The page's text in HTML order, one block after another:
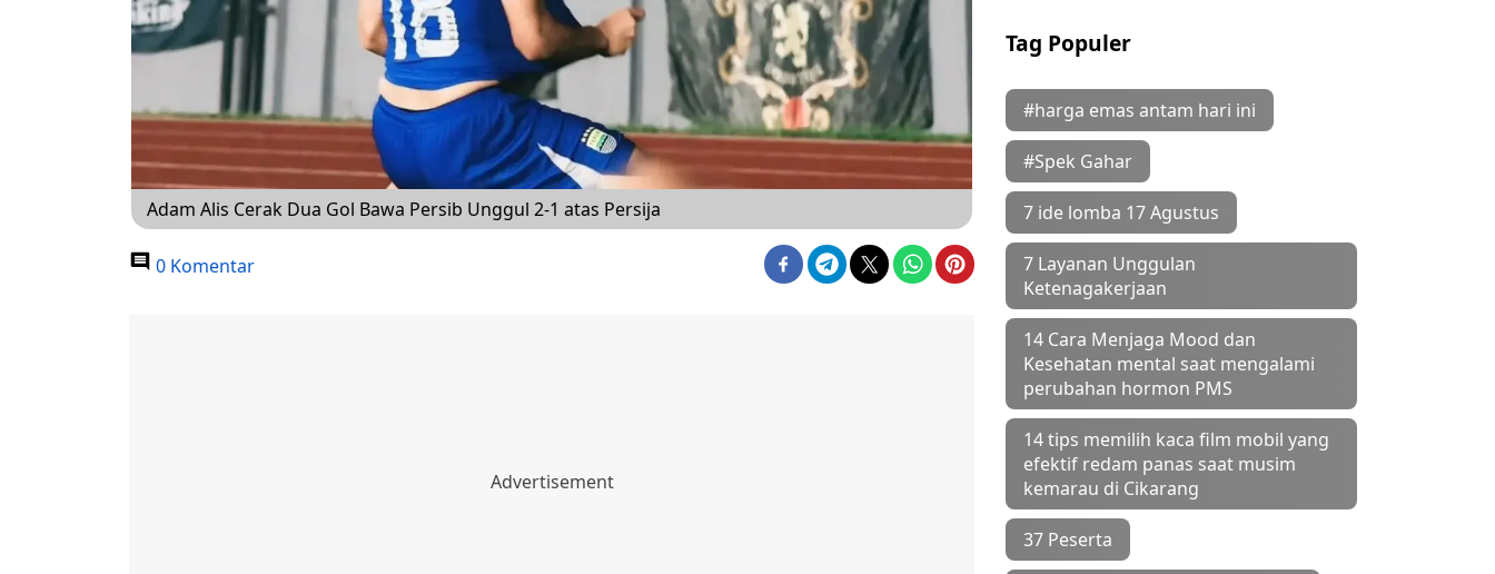
Adam Alis Cerak Dua Gol Bawa Persib Unggul 2-1 atas Persija
0 Komentar
Tag Populer
#harga emas antam hari ini
#Spek Gahar
7 ide lomba 17 Agustus
7 Layanan Unggulan
Ketenagakerjaan
14 Cara Menjaga Mood dan
Kesehatan mental saat mengalami
perubahan hormon PMS
14 tips memilih kaca film mobil yang
efektif redam panas saat musim
kemarau di Cikarang
37 Peserta